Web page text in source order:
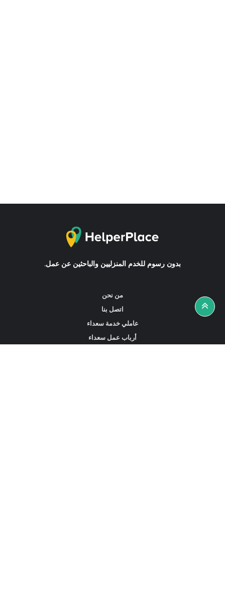
بدون رسوم للخدم المنزليين والباحثين عن عمل.
من نحن
اتصل بنا
عاملي خدمة سعداء
أرباب عمل سعداء